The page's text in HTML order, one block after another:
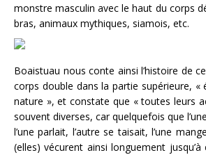
monstre masculin avec le haut du corps
bras, animaux mythiques, siamois, etc.
Boaistuau nous conte ainsi l’histoire de
corps double dans la partie supérieure, «
nature », et constate que « toutes leurs
souvent diverses, car quelquefois que
l’une parlait, l’autre se taisait, l’une
(elles) vécurent ainsi longuement jusqu’à